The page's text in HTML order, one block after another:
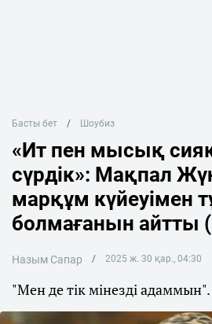
Басты бет Шоубиз
«Ит пен мысық
сүрдік»: Мақпал
марқұм күйеуімен
болмағанын айтты
Назым Сапар 2025 ж. 30 қар., 04:30
"Мен де тік мінезді адаммын".